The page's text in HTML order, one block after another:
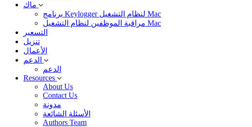
برنامج Keylogger لنظام التشغيل Mac
مراقبة الموظفين لنظام التشغيل Mac
التسعير
تنزيل
الأعمال
الدعم
Resources
About Us
Contact Us
مدونة
الأسئلة الشائعة
Authors Team